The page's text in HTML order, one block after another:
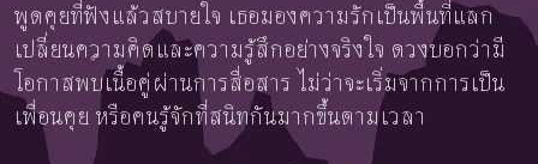
พูดคุยที่ฟังแล้วสบายใจ เธอมองความรักเป็นพื้นที่แลก
เปลี่ยนความคิดและความรู้สึกอย่างจริงใจ ดวงบอกว่ามี
โอกาสพบเนื้อคู่ผ่านการสื่อสาร ไม่ว่าจะเริ่มจากการเป็น
เพื่อนคุย หรือคนรู้จักที่สนิทกันมากขึ้นตามเวลา